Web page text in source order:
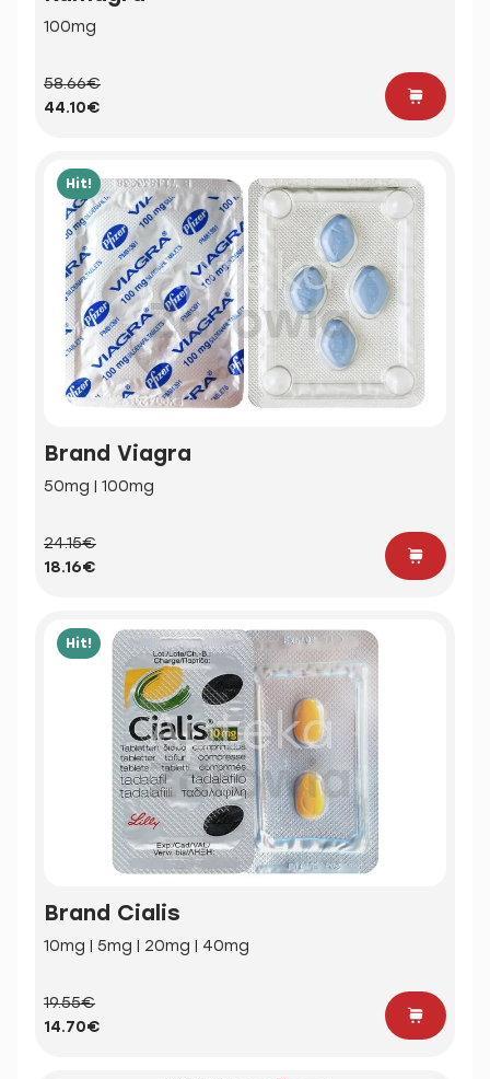
100mg
58.66€
44.10€
Hit!
Brand Viagra
50mg | 100mg
24.15€
18.16€
Hit!
Brand Cialis
10mg | 5mg | 20mg | 40mg
19.55€
14.70€